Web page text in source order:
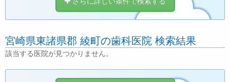
宮崎県東諸県郡 綾町の歯科医院 検索結果
該当する医院が見つかりません。